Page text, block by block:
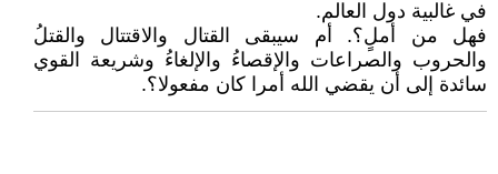
في غالبية دول العالم.
فهل من أملٍ؟. أم سيبقى القتال والاقتتال والقتلُ
والحروب والصراعات والإقصاءُ والإلغاءُ وشريعة القوي
سائدة إلى أن يقضي الله أمرا كان مفعولا؟.